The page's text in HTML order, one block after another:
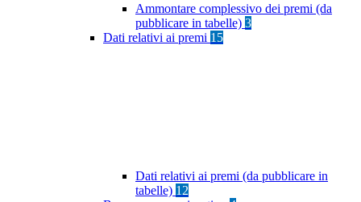
Ammontare complessivo dei premi (da
pubblicare in tabelle) 3
Dati relativi ai premi 15
Dati relativi ai premi (da pubblicare in
tabelle) 12